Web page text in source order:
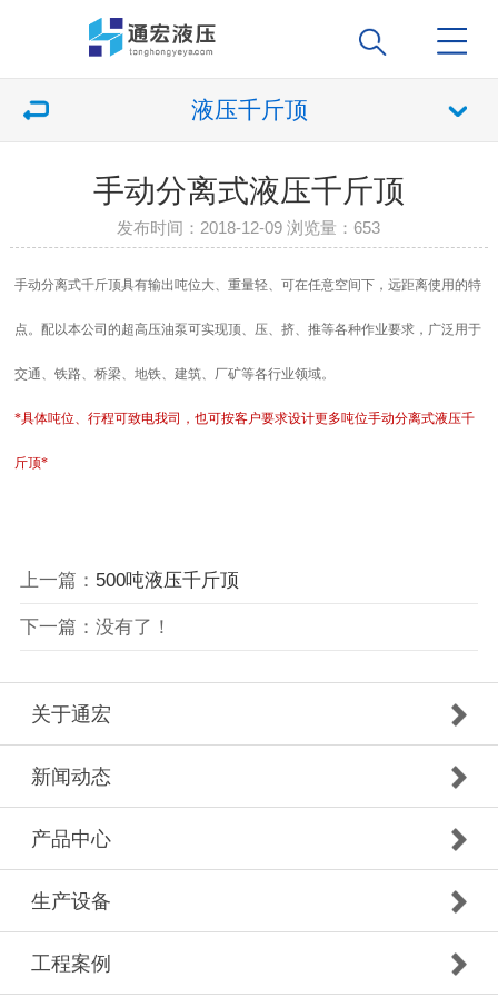
液压千斤顶
手动分离式液压千斤顶
发布时间：2018-12-09 浏览量： 653
手动分离式千斤顶具有输出吨位大、重量轻、可在任意空间下，远距离使用的特
点。配以本公司的超高压油泵可实现顶、压、挤、推等各种作业要求，广泛用于
交通、铁路、桥梁、地铁、建筑、厂矿等各行业领域。
*具体吨位、行程可致电我司，也可按客户要求设计更多吨位手动分离式液压千
斤顶*
上一篇： 500吨液压千斤顶
下一篇：没有了！
关于通宏
新闻动态
产品中心
生产设备
工程案例